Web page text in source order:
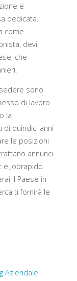
e
dedicata.
come
devi
che
sono
di lavoro
la
di quindici anni
le posizioni
annunci
e Jobrapido
il Paese in
ti fornirà le
Aziendale